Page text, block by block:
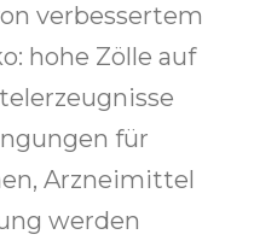
verbessertem
hohe Zölle auf
für
Arzneimittel
werden